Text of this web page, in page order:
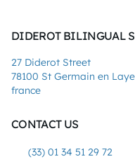
DIDEROT BILINGUAL
27 Diderot Street
78100 St Germain en Laye
france
CONTACT US
(33) 01 34 51 29 72